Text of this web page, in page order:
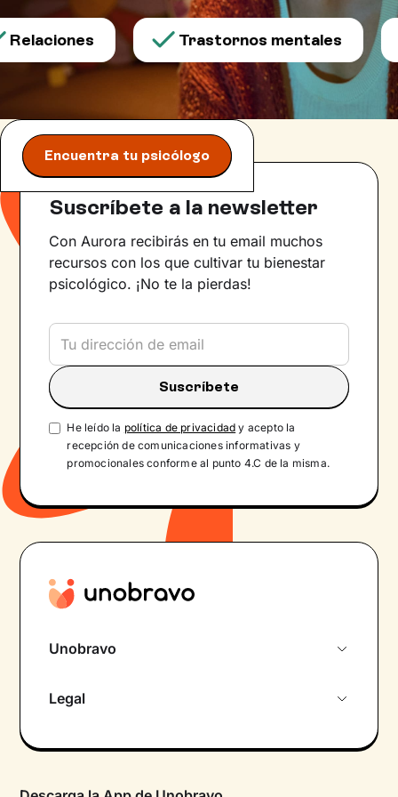
Relaciones Trastornos mentales
Encuentra tu psicólogo
Suscríbete a la newsletter
Con Aurora recibirás en tu email muchos
recursos con los que cultivar tu bienestar
psicológico. ¡No te la pierdas!
He leído la política de privacidad y acepto la
recepción de comunicaciones informativas y
promocionales conforme al punto 4.C de la misma.
Unobravo
Psicólogo por chat
Legal